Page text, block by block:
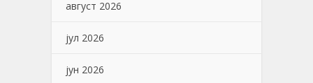
август 2026
јул 2026
јун 2026